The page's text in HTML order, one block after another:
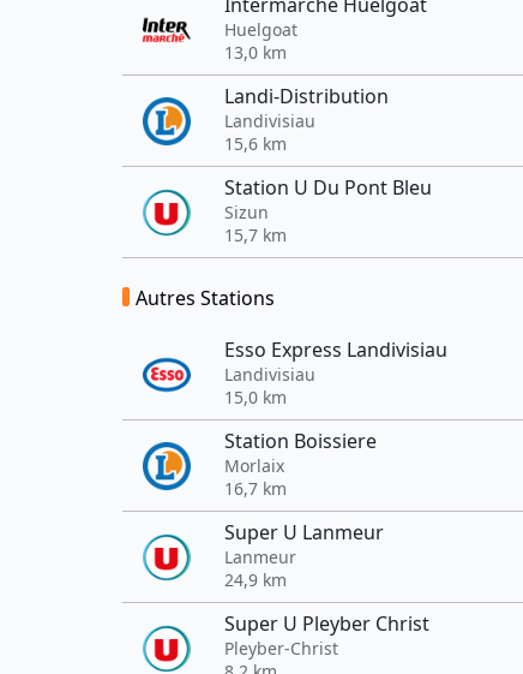
Huelgoat
13,0 km
Landi-Distribution
Landivisiau
15,6 km
Station U Du Pont Bleu
Sizun
15,7 km
Autres Stations
Esso Express Landivisiau
Landivisiau
15,0 km
Station Boissiere
Morlaix
16,7 km
Super U Lanmeur
Lanmeur
24,9 km
Super U Pleyber Christ
Pleyber-Christ